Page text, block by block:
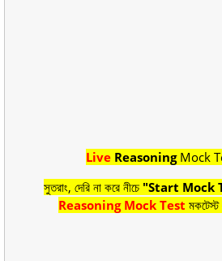
Live ReasoningMock
সুতরাং, দেরি না করে নীচে "Start Mock
Reasoning Mock Test